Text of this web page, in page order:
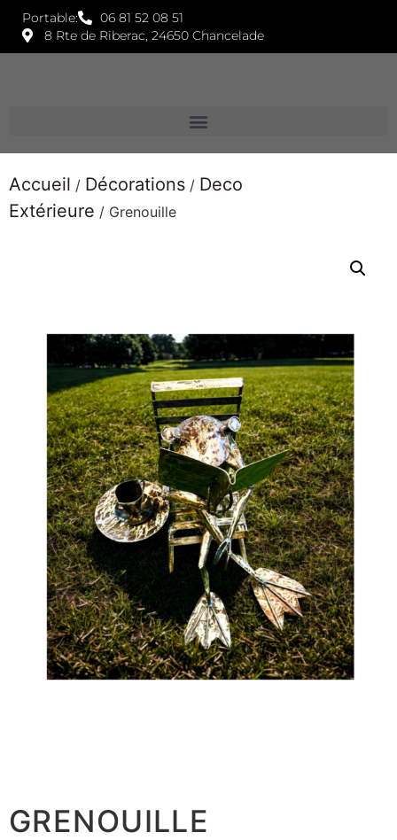
Portable:
06 81 52 08 51
8 Rte de Riberac, 24650 Chancelade
Accueil / Décorations / Deco
Extérieure / Grenouille
GRENOUILLE